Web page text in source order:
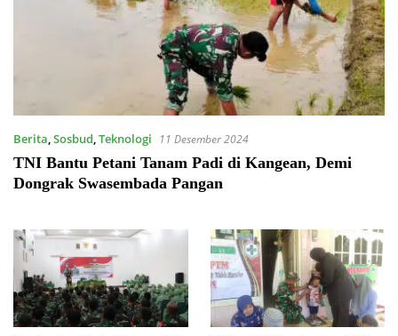
Berita,Sosbud,Teknologi 11 Desember 2024
TNI Bantu Petani Tanam Padi di Kangean, Demi
Dongrak Swasembada Pangan